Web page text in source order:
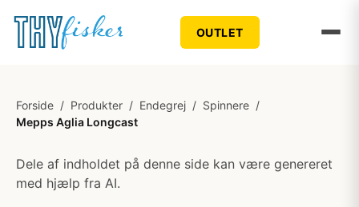
OUTLET
Forside / Produkter / Endegrej / Spinnere /
Mepps Aglia Longcast
Dele af indholdet på denne side kan være genereret
med hjælp fra AI.